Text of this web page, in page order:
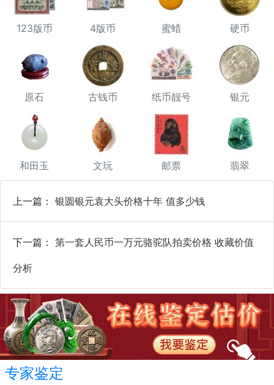
123版币 4版币 蜜蜡 硬币
原石 古钱币 纸币靓号 银元
和田玉 文玩 邮票 翡翠
上一篇： 银圆银元袁大头价格十年 值多少钱
下一篇： 第一套人民币一万元骆驼队拍卖价格 收藏价值
分析
专家鉴定